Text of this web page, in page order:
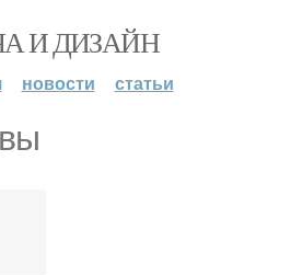
И ДИЗАЙН
новости статьи